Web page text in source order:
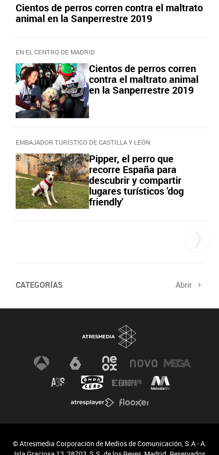
Cientos de perros corren contra el maltrato
animal en la Sanperrestre 2019
EN EL CENTRO DE MADRID
Cientos de perros corren
contra el maltrato animal
en la Sanperrestre 2019
EMBAJADOR TURÍSTICO DE CASTILLA Y LEÓN
Pipper, el perro que
recorre España para
descubrir y compartir
lugares turísticos 'dog
friendly'
CATEGORÍAS Abrir
© Atresmedia Corporación de Medios de Comunicación, S.A - A.